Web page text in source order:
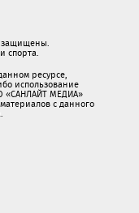
защищены.
спорта.
ресурсе,
использование
«САНЛАЙТ МЕДИА»
с данного